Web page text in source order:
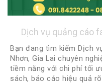
Dịch vụ quảng cáo
Bạn đang tìm kiếm Dịch
Nhơn, Gia Lai chuyên
tiềm năng với chi phí tối
sách, báo cáo hiệu quả